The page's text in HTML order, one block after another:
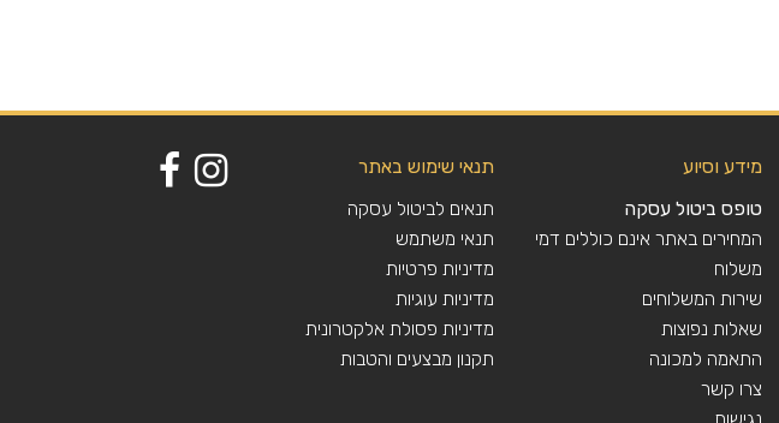
מידע וסיוע
טופס ביטול עסקה
המחירים באתר אינם כוללים דמי
משלוח
שירות המשלוחים
שאלות נפוצות
התאמה למכונה
צרו קשר
תנאי שימוש באתר
תנאים לביטול עסקה
תנאי משתמש
מדיניות פרטיות
מדיניות עוגיות
מדיניות פסולת אלקטרונית
תקנון מבצעים והטבות